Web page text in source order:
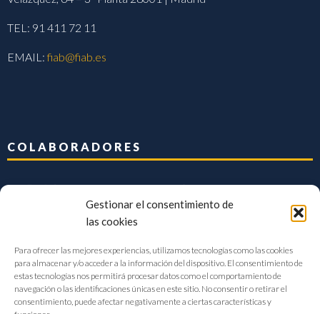
Gestionar el consentimiento de
las cookies
Para ofrecer las mejores experiencias, utilizamos tecnologías como las cookies
para almacenar y/o acceder a la información del dispositivo. El consentimiento de
estas tecnologías nos permitirá procesar datos como el comportamiento de
navegación o las identificaciones únicas en este sitio. No consentir o retirar el
consentimiento, puede afectar negativamente a ciertas características y
TEL: 91 411 72 11
EMAIL:fiab@fiab.es
COLABORADORES